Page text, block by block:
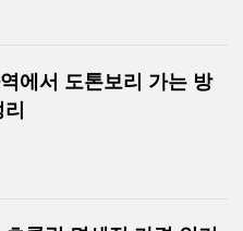
에서 도톤보리 가는 방